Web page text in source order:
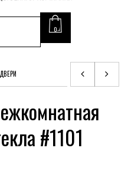
0
#1101